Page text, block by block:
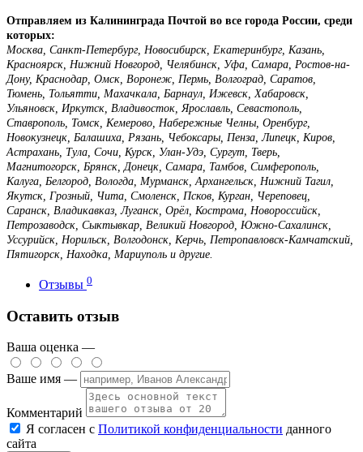
Отправляем из Калининграда Почтой во все города России, среди
которых:
Москва, Санкт-Петербург, Новосибирск, Екатеринбург, Казань,
Красноярск, Нижний Новгород, Челябинск, Уфа, Самара, Ростов-на-
Дону, Краснодар, Омск, Воронеж, Пермь, Волгоград, Саратов,
Тюмень, Тольятти, Махачкала, Барнаул, Ижевск, Хабаровск,
Ульяновск, Иркутск, Владивосток, Ярославль, Севастополь,
Ставрополь, Томск, Кемерово, Набережные Челны, Оренбург,
Новокузнецк, Балашиха, Рязань, Чебоксары, Пенза, Липецк, Киров,
Астрахань, Тула, Сочи, Курск, Улан-Удэ, Сургут, Тверь,
Магнитогорск, Брянск, Донецк, Самара, Тамбов, Симферополь,
Калуга, Белгород, Вологда, Мурманск, Архангельск, Нижний Тагил,
Якутск, Грозный, Чита, Смоленск, Псков, Курган, Череповец,
Саранск, Владикавказ, Луганск, Орёл, Кострома, Новороссийск,
Петрозаводск, Сыктывкар, Великий Новгород, Южно-Сахалинск,
Уссурийск, Норильск, Волгодонск, Керчь, Петропавловск-Камчатский,
Пятигорск, Находка, Мариуполь и другие.
Отзывы 0
Оставить отзыв
Ваша оценка —
Ваше имя —
Комментарий
Я согласен с Политикой конфиденциальности данного
сайта